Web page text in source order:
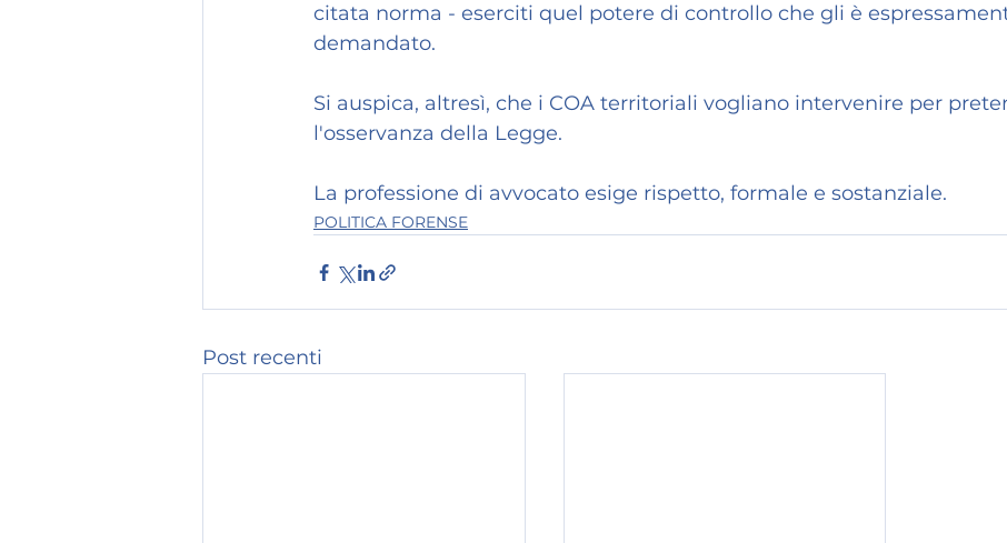
citata norma - eserciti quel potere di controllo che gli è
demandato.
Si auspica, altresì, che i COA territoriali vogliano intervenire per
l'osservanza della Legge.
La professione di avvocato esige rispetto, formale e sostanziale.
POLITICA FORENSE
Post recenti